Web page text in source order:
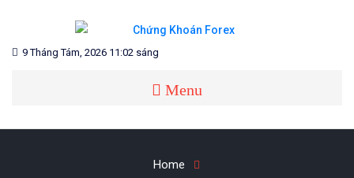
content
CHỨNG KHOÁN FOREX
Blog chia sẻ về Chứng Khoán và Forex
9 Tháng Tám, 2026 11:02 sáng
Menu
Home